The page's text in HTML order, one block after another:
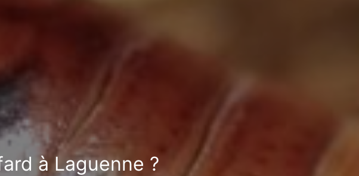
à Laguenne ?